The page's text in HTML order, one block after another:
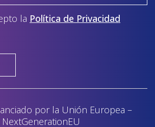
la Política de Privacidad
por la Unión Europea –
NextGenerationEU